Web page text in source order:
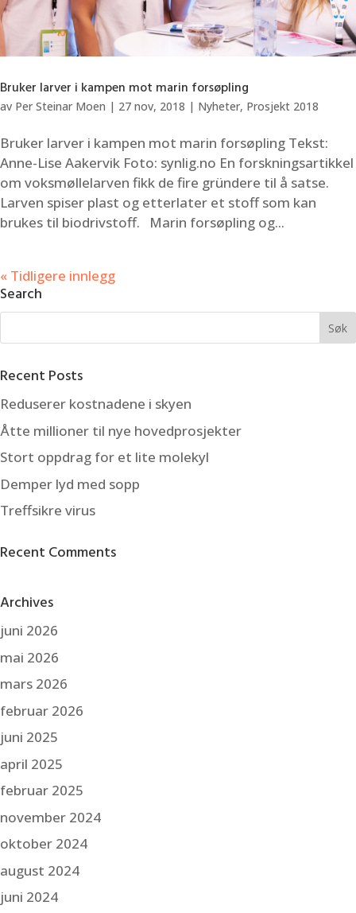
Bruker larver i kampen mot marin forsøpling
av Per Steinar Moen | 27 nov, 2018 | Nyheter, Prosjekt 2018
Bruker larver i kampen mot marin forsøpling Tekst:
Anne-Lise Aakervik Foto: synlig.no En forskningsartikkel
om voksmøllelarven fikk de fire gründere til å satse.
Larven spiser plast og etterlater et stoff som kan
brukes til biodrivstoff. Marin forsøpling og...
« Tidligere innlegg
Search
Recent Posts
Reduserer kostnadene i skyen
Åtte millioner til nye hovedprosjekter
Stort oppdrag for et lite molekyl
Demper lyd med sopp
Treffsikre virus
Recent Comments
Archives
juni 2026
mai 2026
mars 2026
februar 2026
juni 2025
april 2025
februar 2025
november 2024
oktober 2024
august 2024
juni 2024